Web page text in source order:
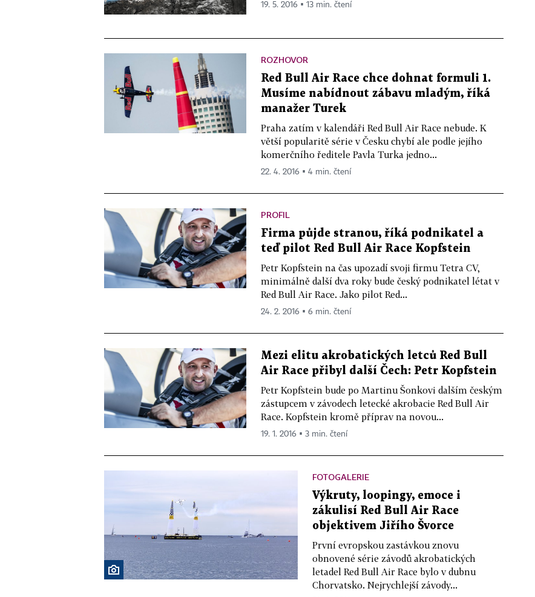
19. 5. 2016 ▪ 13 min. čtení
ROZHOVOR
Red Bull Air Race chce dohnat formuli 1.
Musíme nabídnout zábavu mladým, říká
manažer Turek
Praha zatím v kalendáři Red Bull Air Race nebude. K
větší popularitě série v Česku chybí ale podle jejího
komerčního ředitele Pavla Turka jedno...
22. 4. 2016 ▪ 4 min. čtení
PROFIL
Firma půjde stranou, říká podnikatel a
teď pilot Red Bull Air Race Kopfstein
Petr Kopfstein na čas upozadí svoji firmu Tetra CV,
minimálně další dva roky bude český podnikatel létat v
Red Bull Air Race. Jako pilot Red...
24. 2. 2016 ▪ 6 min. čtení
Mezi elitu akrobatických letců Red Bull
Air Race přibyl další Čech: Petr Kopfstein
Petr Kopfstein bude po Martinu Šonkovi dalším českým
zástupcem v závodech letecké akrobacie Red Bull Air
Race. Kopfstein kromě příprav na novou...
19. 1. 2016 ▪ 3 min. čtení
FOTOGALERIE
Výkruty, loopingy, emoce i
zákulisí Red Bull Air Race
objektivem Jiřího Švorce
První evropskou zastávkou znovu
obnovené série závodů akrobatických
letadel Red Bull Air Race bylo v dubnu
Chorvatsko. Nejrychlejší závody...